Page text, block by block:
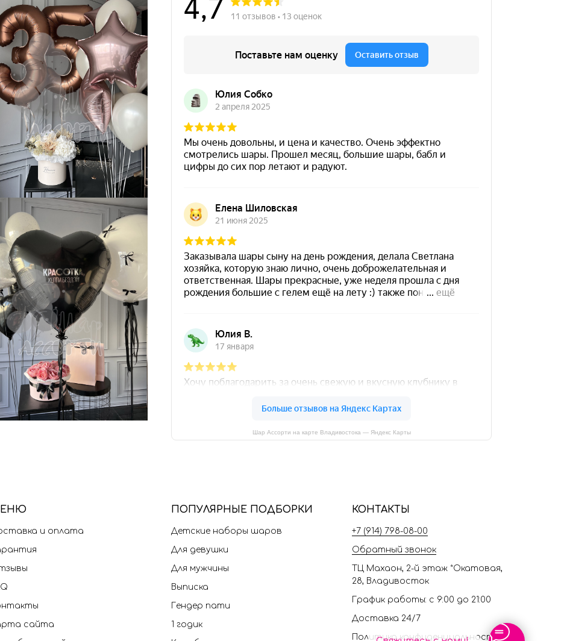
Шар Ассорти на карте Владивостока — Яндекс Карты
и оплата
сайта
ПОПУЛЯРНЫЕ ПОДБОРКИ
Детские наборы шаров
Для девушки
Для мужчины
Выписка
Гендер пати
1 годик
КОНТАКТЫ
+7 (914) 798-08-00
Обратный звонок
ТЦ Махаон, 2-й этаж *Окатовая,
28, Владивосток
График работы: с 9:00 до 21:00
Доставка 24/7
Политика конфиденциальности